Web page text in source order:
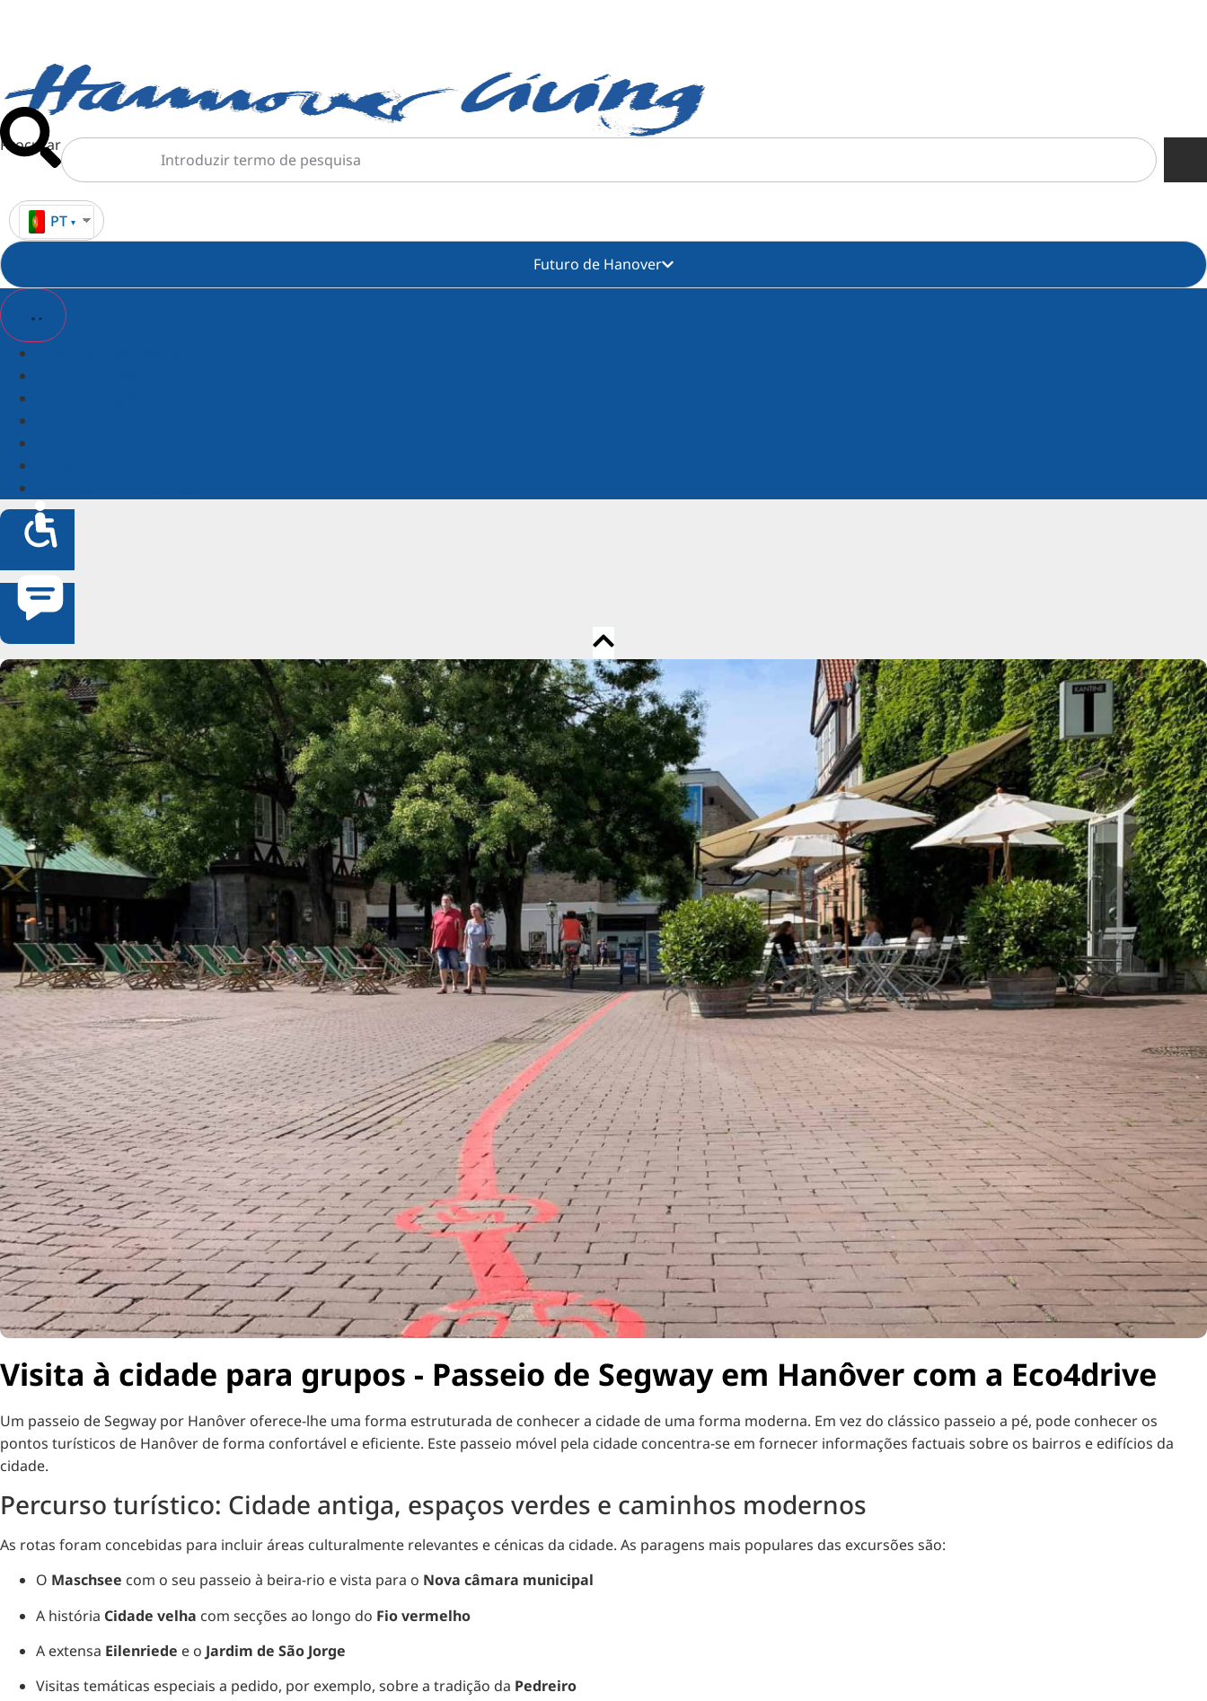
Procurar
PT
Futuro de Hanover
Visita à cidade para grupos - Passeio de Segway em Hanôver com a Eco4drive
Um passeio de Segway por Hanôver oferece-lhe uma forma estruturada de conhecer a cidade de uma forma moderna. Em vez do clássico passeio a pé, pode conhecer os
pontos turísticos de Hanôver de forma confortável e eficiente. Este passeio móvel pela cidade concentra-se em fornecer informações factuais sobre os bairros e edifícios da
cidade.
Percurso turístico: Cidade antiga, espaços verdes e caminhos modernos
As rotas foram concebidas para incluir áreas culturalmente relevantes e cénicas da cidade. As paragens mais populares das excursões são:
O Maschsee com o seu passeio à beira-rio e vista para o Nova câmara municipal
A história Cidade velha com secções ao longo do Fio vermelho
A extensa Eilenriede e o Jardim de São Jorge
Visitas temáticas especiais a pedido, por exemplo, sobre a tradição da Pedreiro